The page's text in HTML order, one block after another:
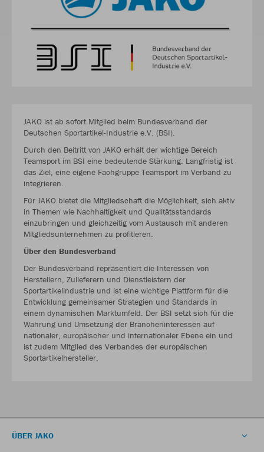
JAKO ist ab sofort Mitglied beim Bundesverband der
Deutschen Sportartikel-Industrie e.V. (BSI).
Durch den Beitritt von JAKO erhält der wichtige Bereich
Teamsport im BSI eine bedeutende Stärkung. Langfristig ist
das Ziel, eine eigene Fachgruppe Teamsport im Verband zu
integrieren.
Für JAKO bietet die Mitgliedschaft die Möglichkeit, sich aktiv
in Themen wie Nachhaltigkeit und Qualitätsstandards
einzubringen und gleichzeitig vom Austausch mit anderen
Mitgliedsunternehmen zu profitieren.
Über den Bundesverband
Der Bundesverband repräsentiert die Interessen von
Herstellern, Zulieferern und Dienstleistern der
Sportartikelindustrie und ist eine wichtige Plattform für die
Entwicklung gemeinsamer Strategien und Standards in
einem dynamischen Marktumfeld. Der BSI setzt sich für die
Wahrung und Umsetzung der Brancheninteressen auf
nationaler, europäischer und internationaler Ebene ein und
ist zudem Mitglied des Verbandes der europäischen
Sportartikelhersteller.
ÜBER JAKO